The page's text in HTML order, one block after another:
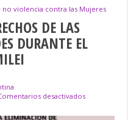
violencia contra las Mujeres
DE LAS
DURANTE EL
desactivadosen
EN